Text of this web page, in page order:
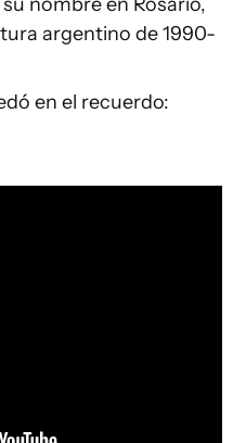
argentino de 1990-
en el recuerdo: